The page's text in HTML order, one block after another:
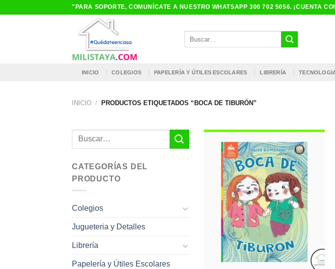
"PARA SOPORTE, COMUNÍCATE A NUESTRO WHATSAPP 300 702 5056. ¡CUENTA
INICIO COLEGIOS PAPELERÍA Y ÚTILES ESCOLARES LIBRERÍA
INICIO / PRODUCTOS ETIQUETADOS “BOCA DE TIBURÓN”
Buscar
CATEGORÍAS DEL
PRODUCTO
Colegios
Jugueteria y Detalles
Librería
Papelería y Útiles Escolares